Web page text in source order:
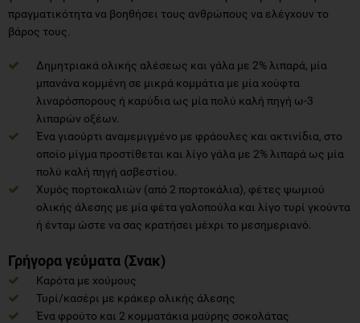
πραγματικότητα να βοηθήσει τους ανθρώπους να ελέγχουν το
βάρος τους.
Δημητριακά ολικής αλέσεως και γάλα με 2% λιπαρά, μία
μπανάνα κομμένη σε μικρά κομμάτια με μία χούφτα
λιναρόσπορους ή καρύδια ως μία πολύ καλή πηγή ω-3
λιπαρών οξέων.
Ένα γιαούρτι αναμεμιγμένο με φράουλες και ακτινίδια, στο
οποίο μίγμα προστίθεται και λίγο γάλα με 2% λιπαρά ως μία
πολύ καλή πηγή ασβεστίου.
Χυμός πορτοκαλιών (από 2 πορτοκάλια), φέτες ψωμιού
ολικής άλεσης με μία φέτα γαλοπούλα και λίγο τυρί γκούντα
ή ένταμ ώστε να σας κρατήσει μέχρι το μεσημεριανό.
Γρήγορα γεύματα (Σνακ)
Καρότα με χούμους
Τυρί/κασέρι με κράκερ ολικής άλεσης
Ένα φρούτο και 2 κομματάκια μαύρης σοκολάτας